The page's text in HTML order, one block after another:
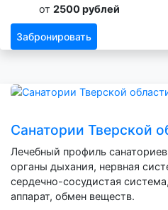
от 2500 рублей
Забронировать
Санатории Тверской
Лечебный профиль
органы дыхания, нервная
сердечно-сосудистая
аппарат, обмен веществ.